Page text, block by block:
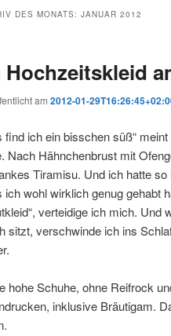
DES MONATS: JANUAR 2012
Hochzeitskleid
am 2012-01-
find ich ein bisschen süß“
Nach Hähnchenbrust mit
Tiramisu. Und ich hatte
ich wohl wirklich genug gehabt
verteidige ich mich. Und
sitzt, verschwinde ich ins
hohe Schuhe, ohne Reifrock
inklusive Bräutigam.